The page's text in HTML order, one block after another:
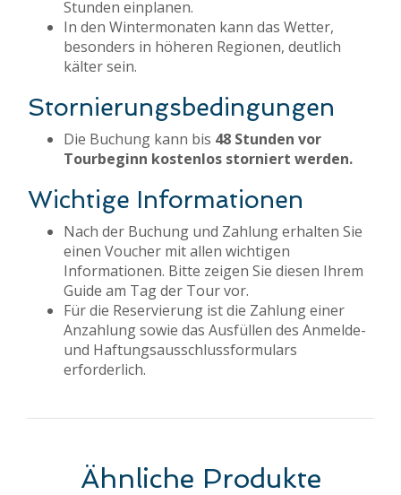
Stunden einplanen.
In den Wintermonaten kann das Wetter,
besonders in höheren Regionen, deutlich
kälter sein.
Stornierungsbedingungen
Die Buchung kann bis 48 Stunden vor
Tourbeginn kostenlos storniert werden.
Wichtige Informationen
Nach der Buchung und Zahlung erhalten Sie
einen Voucher mit allen wichtigen
Informationen. Bitte zeigen Sie diesen Ihrem
Guide am Tag der Tour vor.
Für die Reservierung ist die Zahlung einer
Anzahlung sowie das Ausfüllen des Anmelde-
und Haftungsausschlussformulars
erforderlich.
Ähnliche Produkte